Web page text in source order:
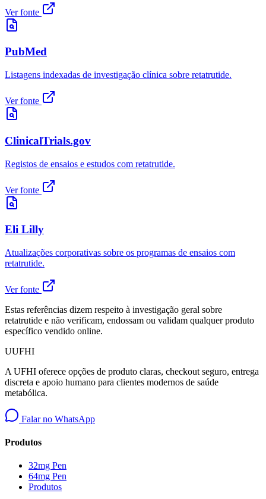
Ver fonte
PubMed
Listagens indexadas de investigação clínica sobre retatrutide.
Ver fonte
ClinicalTrials.gov
Registos de ensaios e estudos com retatrutide.
Ver fonte
Eli Lilly
Atualizações corporativas sobre os programas de ensaios com
retatrutide.
Ver fonte
Estas referências dizem respeito à investigação geral sobre
retatrutide e não verificam, endossam ou validam qualquer produto
específico vendido online.
UUFHI
A UFHI oferece opções de produto claras, checkout seguro, entrega
discreta e apoio humano para clientes modernos de saúde
metabólica.
Falar no WhatsApp
Produtos
32mg Pen
64mg Pen
Produtos